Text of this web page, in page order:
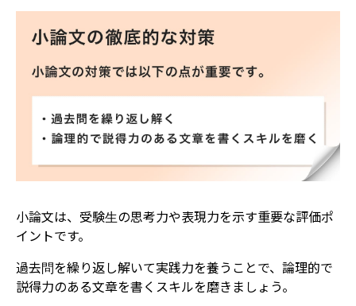
小論文は、受験生の思考力や表現力を示す重要な評価ポ
イントです。
過去問を繰り返し解いて実践力を養うことで、論理的で
説得力のある文章を書くスキルを磨きましょう。